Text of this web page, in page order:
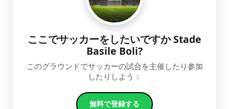
ここでサッカーをしたいですか Stade
Basile Boli?
このグラウンドでサッカーの試合を主催したり参加
したりしよう：
無料で登録する